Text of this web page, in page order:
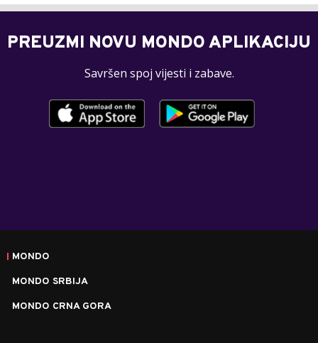
PREUZMI NOVU MONDO APLIKACIJU
Savršen spoj vijesti i zabave.
MONDO
MONDO SRBIJA
MONDO CRNA GORA